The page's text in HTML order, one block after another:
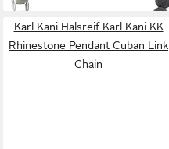
Karl Kani Halsreif Karl Kani KK
Rhinestone Pendant Cuban Link
Chain